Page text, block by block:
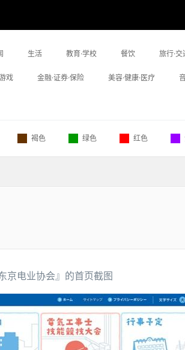
生活 教育·学校 餐饮 旅行·交
戏 金融·证券·保险 美容·健康·医疗
褐色 绿色 红色
东京电业协会』的首页截图